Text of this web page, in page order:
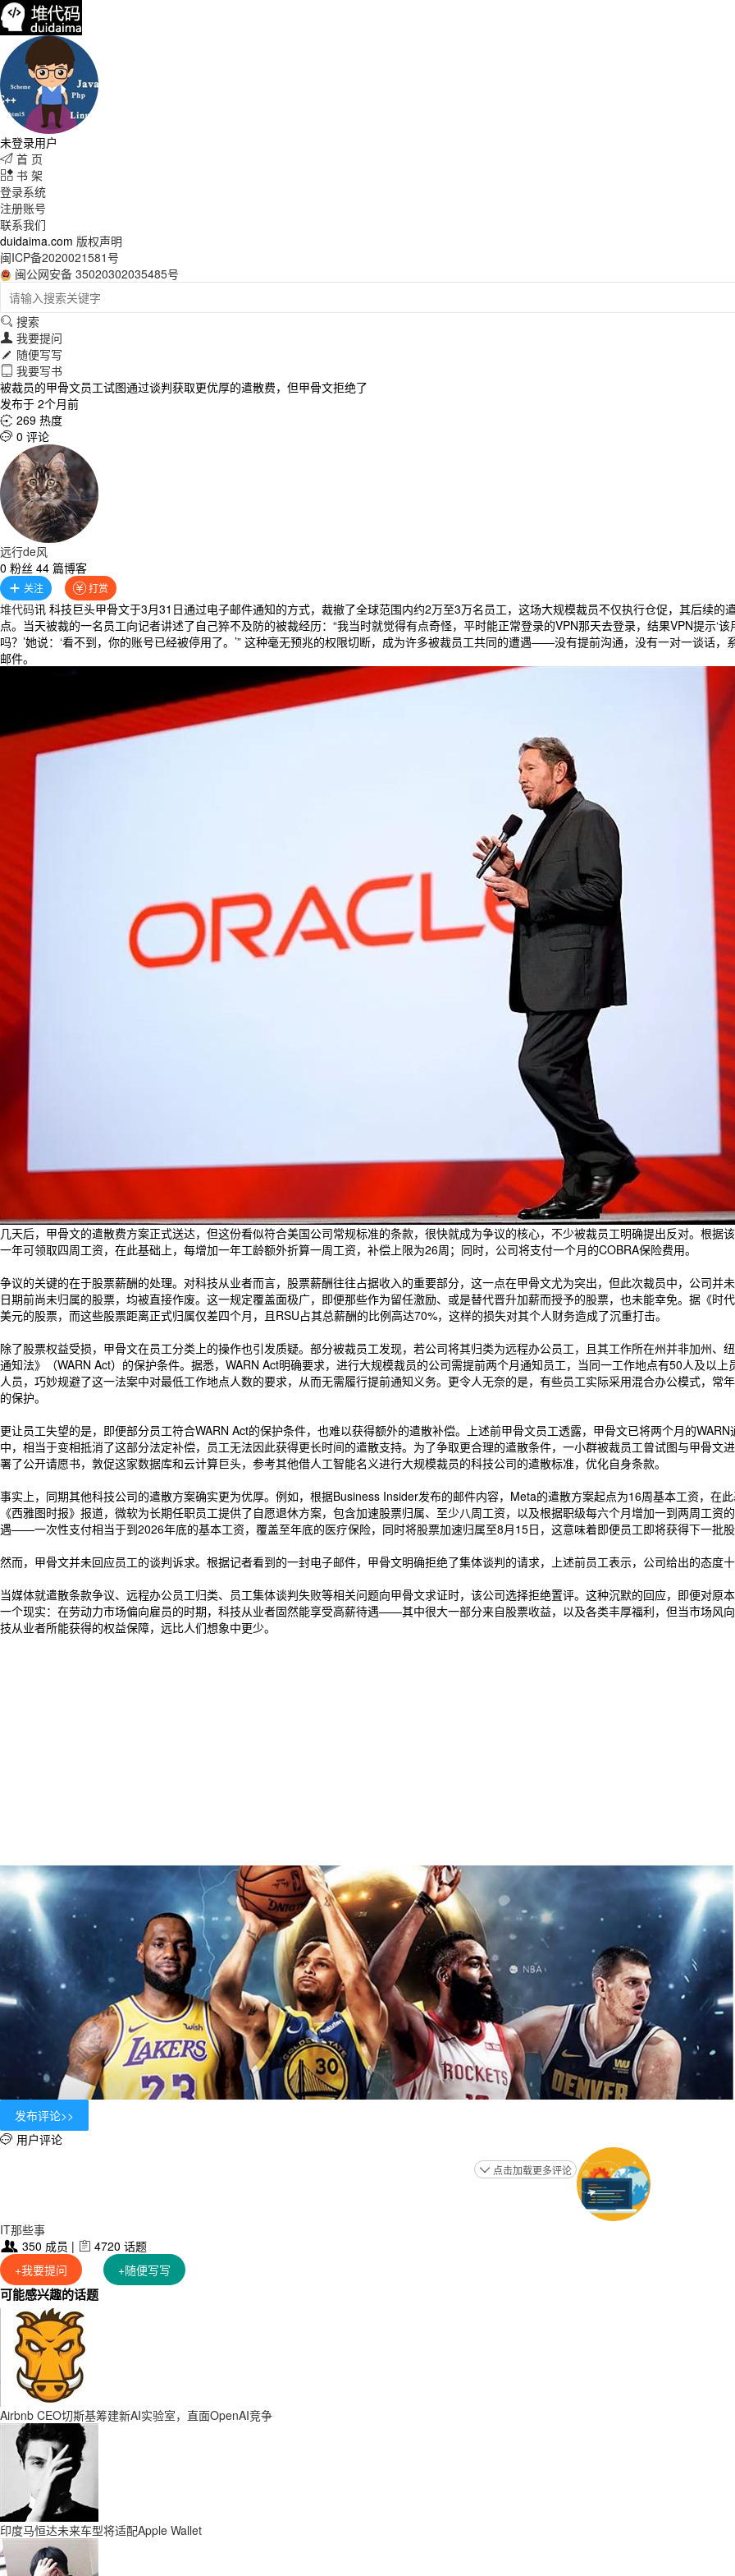
未登录用户
 首 页
 书 架
登录系统
注册账号
联系我们
duidaima.com 版权声明
闽ICP备2020021581号
闽公网安备 35020302035485号
 搜索
 我要提问
 随便写写
 我要写书
被裁员的甲骨文员工试图通过谈判获取更优厚的遣散费，但甲骨文拒绝了
发布于 2个月前
 269 热度
 0 评论
远行de风
0 粉丝 44 篇博客
 关注 打赏
堆代码讯 科技巨头甲骨文于3月31日通过电子邮件通知的方式，裁撤了全球范围内约2万至3万名员工，这场大规模裁员不仅执行仓促，其后续
点。当天被裁的一名员工向记者讲述了自己猝不及防的被裁经历：“我当时就觉得有点奇怪，平时能正常登录的VPN那天去登录，结果VPN提示‘
吗？’她说：‘看不到，你的账号已经被停用了。’” 这种毫无预兆的权限切断，成为许多被裁员工共同的遭遇——没有提前沟通，没有一对一谈话
邮件。
几天后，甲骨文的遣散费方案正式送达，但这份看似符合美国公司常规标准的条款，很快就成为争议的核心，不少被裁员工明确提出反对。根
一年可领取四周工资，在此基础上，每增加一年工龄额外折算一周工资，补偿上限为26周；同时，公司将支付一个月的COBRA保险费用。
争议的关键的在于股票薪酬的处理。对科技从业者而言，股票薪酬往往占据收入的重要部分，这一点在甲骨文尤为突出，但此次裁员中，公司并
日期前尚未归属的股票，均被直接作废。这一规定覆盖面极广，即便那些作为留任激励、或是替代晋升加薪而授予的股票，也未能幸免。据《
美元的股票，而这些股票距离正式归属仅差四个月，且RSU占其总薪酬的比例高达70%，这样的损失对其个人财务造成了沉重打击。
除了股票权益受损，甲骨文在员工分类上的操作也引发质疑。部分被裁员工发现，若公司将其归类为远程办公员工，且其工作所在州并非加州
通知法》（WARN Act）的保护条件。据悉，WARN Act明确要求，进行大规模裁员的公司需提前两个月通知员工，当同一工作地点有50人及以
人员，巧妙规避了这一法案中对最低工作地点人数的要求，从而无需履行提前通知义务。更令人无奈的是，有些员工实际采用混合办公模式，
的保护。
更让员工失望的是，即便部分员工符合WARN Act的保护条件，也难以获得额外的遣散补偿。上述前甲骨文员工透露，甲骨文已将两个月的
中，相当于变相抵消了这部分法定补偿，员工无法因此获得更长时间的遣散支持。为了争取更合理的遣散条件，一小群被裁员工曾试图与甲骨
署了公开请愿书，敦促这家数据库和云计算巨头，参考其他借人工智能名义进行大规模裁员的科技公司的遣散标准，优化自身条款。
事实上，同期其他科技公司的遣散方案确实更为优厚。例如，根据Business Insider发布的邮件内容，Meta的遣散方案起点为16周基本工资，在
《西雅图时报》报道，微软为长期任职员工提供了自愿退休方案，包含加速股票归属、至少八周工资，以及根据职级每六个月增加一到两周工
遇——一次性支付相当于到2026年底的基本工资，覆盖至年底的医疗保险，同时将股票加速归属至8月15日，这意味着即便员工即将获得下一批
然而，甲骨文并未回应员工的谈判诉求。根据记者看到的一封电子邮件，甲骨文明确拒绝了集体谈判的请求，上述前员工表示，公司给出的态度
当媒体就遣散条款争议、远程办公员工归类、员工集体谈判失败等相关问题向甲骨文求证时，该公司选择拒绝置评。这种沉默的回应，即便对
一个现实：在劳动力市场偏向雇员的时期，科技从业者固然能享受高薪待遇——其中很大一部分来自股票收益，以及各类丰厚福利，但当市场风
技从业者所能获得的权益保障，远比人们想象中更少。
 用户评论
 点击加载更多评论
IT那些事
 350 成员 |  4720 话题
+我要提问
+随便写写
可能感兴趣的话题
Airbnb CEO切斯基筹建新AI实验室，直面OpenAI竞争
印度马恒达未来车型将适配Apple Wallet